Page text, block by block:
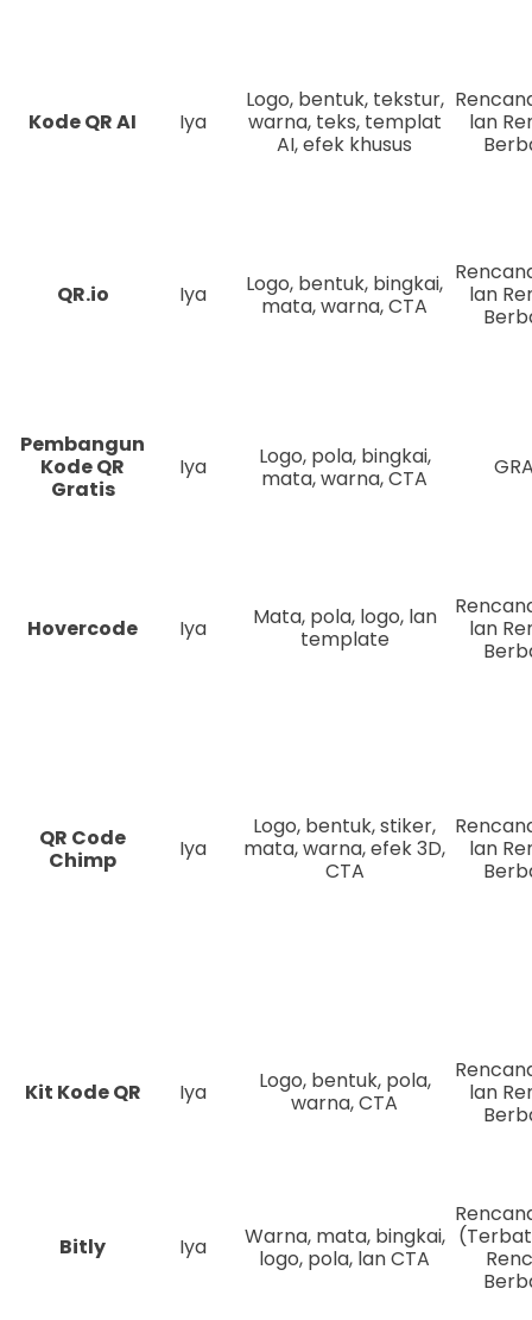
Kode QR AI Iya
Logo, bentuk, tekstur,
warna, teks, templat
AI, efek khusus
lan
QR.io Iya
Logo, bentuk, bingkai,
mata, warna, CTA
lan
Pembangun
Kode QR
Gratis
Iya
Logo, pola, bingkai,
mata, warna, CTA
Hovercode Iya
Mata, pola, logo, lan
template
lan
QR Code
Chimp
Iya
Logo, bentuk, stiker,
mata, warna, efek 3D,
CTA
lan
Kit Kode QR Iya
Logo, bentuk, pola,
warna, CTA
lan
Bitly Iya
Warna, mata, bingkai,
logo, pola, lan CTA